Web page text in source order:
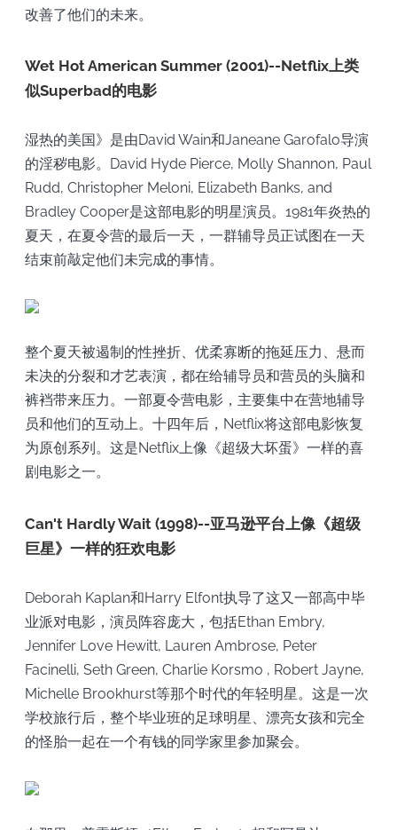
改善了他们的未来。
Wet Hot American Summer (2001)--Netflix上类
似Superbad的电影
湿热的美国》是由David Wain和Janeane Garofalo导演
的淫秽电影。David Hyde Pierce, Molly Shannon, Paul
Rudd, Christopher Meloni, Elizabeth Banks, and
Bradley Cooper是这部电影的明星演员。1981年炎热的
夏天，在夏令营的最后一天，一群辅导员正试图在一天
结束前敲定他们未完成的事情。
整个夏天被遏制的性挫折、优柔寡断的拖延压力、悬而
未决的分裂和才艺表演，都在给辅导员和营员的头脑和
裤裆带来压力。一部夏令营电影，主要集中在营地辅导
员和他们的互动上。十四年后，Netflix将这部电影恢复
为原创系列。这是Netflix上像《超级大坏蛋》一样的喜
剧电影之一。
Can't Hardly Wait (1998)--亚马逊平台上像《超级
巨星》一样的狂欢电影
Deborah Kaplan和Harry Elfont执导了这又一部高中毕
业派对电影，演员阵容庞大，包括Ethan Embry,
Jennifer Love Hewitt, Lauren Ambrose, Peter
Facinelli, Seth Green, Charlie Korsmo , Robert Jayne,
Michelle Brookhurst等那个时代的年轻明星。这是一次
学校旅行后，整个毕业班的足球明星、漂亮女孩和完全
的怪胎一起在一个有钱的同学家里参加聚会。